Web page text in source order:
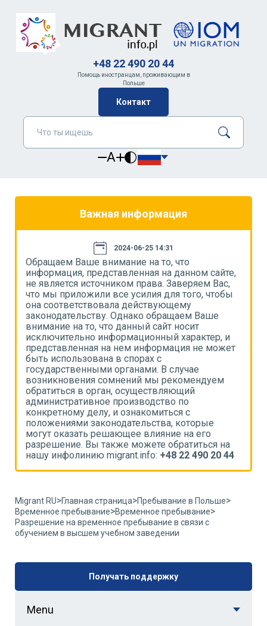
+48 22 490 20 44
Помощь иностранцам, проживающим в
Польше
Контакт
A
Важная информация
2024-06-25 14:31
Обращаем Ваше внимание на то, что
информация, представленная на данном сайте,
не является источником права. Заверяем Вас,
что мы приложили все усилия для того, чтобы
она соответствовала действующему
законодательству. Однако обращаем Ваше
внимание на то, что данный сайт носит
исключительно информационный характер, и
представленная на нем информация не может
быть использована в спорах с
государственными органами. В случае
возникновения сомнений мы рекомендуем
обратиться в орган, осуществляющий
административное производство по
конкретному делу, и ознакомиться с
положениями законодательства, которые
могут оказать решающее влияние на его
разрешение. Вы также можете обратиться на
нашу инфолинию migrant.info: +48 22 490 20 44
Migrant RU>Главная страница>Пребывание в Польше>
Временное пребывание>Временное пребывание>
Разрешение на временное пребывание в связи с
обучением в высшем учебном заведении
Получать поддержку
Menu